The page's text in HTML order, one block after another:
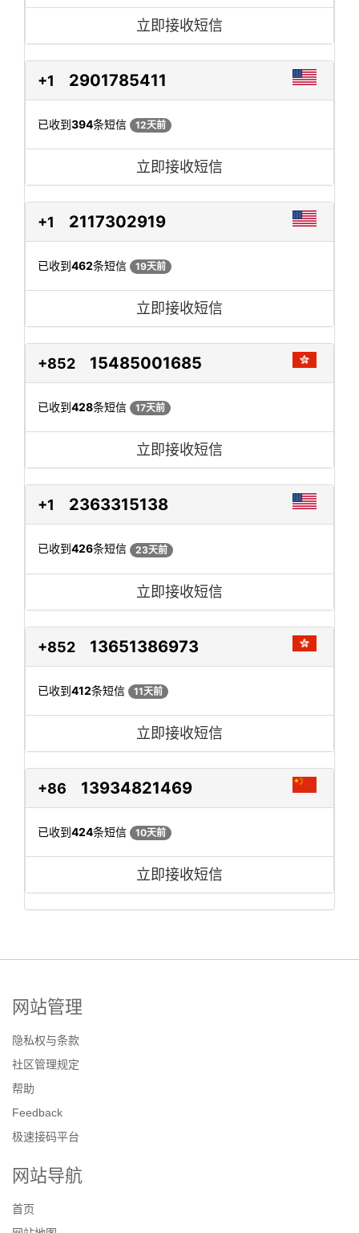
立即接收短信
+1 2901785411
已收到394条短信 12天前
立即接收短信
+1 2117302919
已收到462条短信 19天前
立即接收短信
+852 15485001685
已收到428条短信 17天前
立即接收短信
+1 2363315138
已收到426条短信 23天前
立即接收短信
+852 13651386973
已收到412条短信 11天前
立即接收短信
+86 13934821469
已收到424条短信 10天前
立即接收短信
网站管理
隐私权与条款
社区管理规定
帮助
Feedback
极速接码平台
网站导航
首页